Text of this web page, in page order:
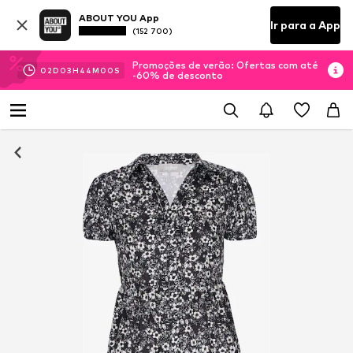
ABOUT YOU App
(152 700) Ir para a App
02D 03H 44M 00 S
Promoções de verão: Ofertas com até
-60% de desconto